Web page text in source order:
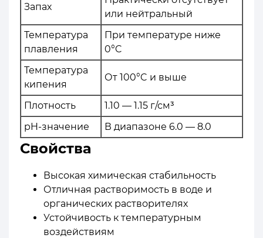
Запах
или нейтральный
Температура
плавления
При температуре ниже
0°C
Температура
кипения
От 100°C и выше
Плотность
1.10 — 1.15 г/см³
pH-значение
В диапазоне 6.0 — 8.0
Свойства
Высокая химическая стабильность
Отличная растворимость в воде и
органических растворителях
Устойчивость к температурным
воздействиям